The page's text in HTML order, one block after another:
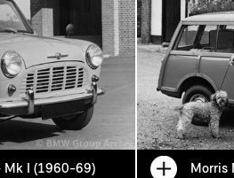
Mk I (1960-69) Morris